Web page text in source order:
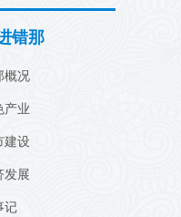
错那
概况
产业
建设
发展
记